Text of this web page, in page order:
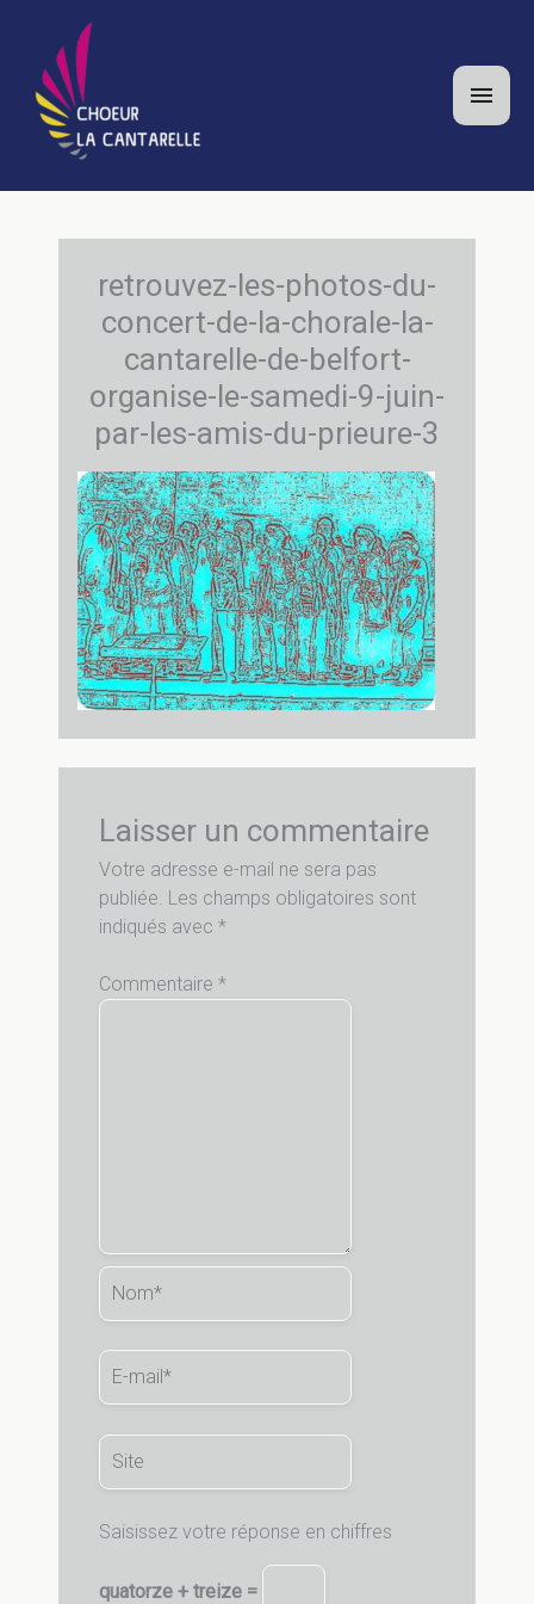
contenu
retrouvez-les-photos-du-
concert-de-la-chorale-la-
cantarelle-de-belfort-
organise-le-samedi-9-juin-
par-les-amis-du-prieure-3
Laisser un commentaire
Votre adresse e-mail ne sera pas
publiée. Les champs obligatoires sont
indiqués avec *
Commentaire *
Nom*
E-
Site
Saisissez votre réponse en chiffres
quatorze + treize =